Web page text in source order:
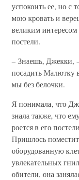
успокоить ее, но с
мою кровать и
великим
постели.
– Знаешь, Джекки,
посадить Малютку
мы без белочки.
Я понимала, что
знала также, что
роется в его
Пришлось
оборудованную
увлекательных
обители, она